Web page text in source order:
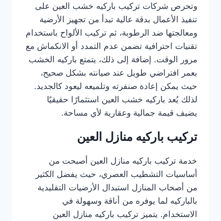
وتحرص شركات تركيب باركيه خشب العين على
تنفيذ الأعمال بدقة عالية تبدأ من تجهيز الأرضية
ومعالجتها ضد الرطوبة، ثم تركيب الألواح باستخدام
تقنيات احترافية تضمن عدم التمدد أو الانكماش مع
مرور الوقت. إضافة إلى ذلك، يتمتع باركيه الخشب
بعمر افتراضي طويل عند صيانته بشكل صحيح،
حيث يمكن إعادة صنفرته وتلميعه ليعود كالجديد.
لذلك يُعد باركيه خشب العين استثمارًا حقيقيًا
يضيف قيمة جمالية وعقارية لأي مساحة.
تركيب باركيه منازل العين
خدمة تركيب باركيه منازل العين أصبحت من
أساسيات التشطيب العصري، حيث يفضل الكثير
من أصحاب المنازل استبدال الأرضيات التقليدية
بالباركيه لما يوفره من أناقة وسهولة في
الاستخدام. يتميز تركيب باركيه منازل العين